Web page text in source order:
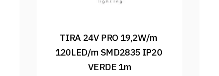
TIRA 24V PRO 19,2W/m
120LED/m SMD2835 IP20
VERDE 1m